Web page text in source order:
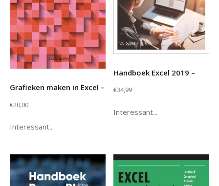
Grafieken maken in Excel –
€20,00
Interessant...
Handboek Excel 2019 –
€34,99
Interessant...